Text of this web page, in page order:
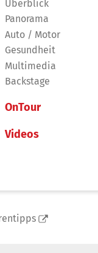
Überblick
Panorama
Auto / Motor
Gesundheit
Multimedia
Backstage
OnTour
Videos